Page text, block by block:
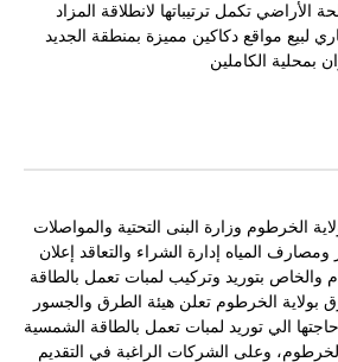
الأراضي تكمل ترتيباتها لانطلاقة المزاد
لبيع مواقع دكاكين مميزة بمنطقة الجديد
بمحلية الكاملين
2025/6/25م ولاية الخرطوم وزارة البنى التحتية والمواصلات
المياه إدارة الشراء والتعاقد إعلان
عطاء (6) للعام 2025م والخاص بتوريد وتركيب لمبات تعمل بالطاقة
بولاية الخرطوم تعلن هيئة الطرق والجسور
الي توريد لمبات تعمل بالطاقة الشمسية
الخرطوم، وعلى الشركات الراغبة في التقديم